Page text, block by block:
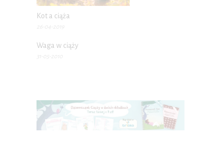
Kot a ciąża
26-04-2019
Waga w ciąży
31-05-2010